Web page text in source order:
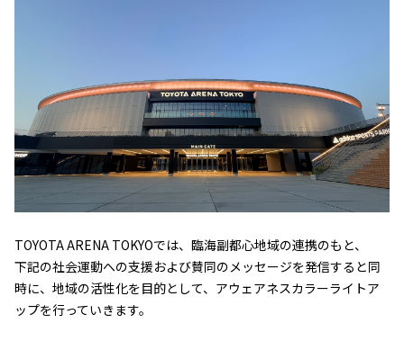
TOYOTA ARENA TOKYOでは、臨海副都心地域の連携のもと、
下記の社会運動への支援および賛同のメッセージを発信すると同
時に、地域の活性化を目的として、アウェアネスカラーライトア
ップを行っていきます。